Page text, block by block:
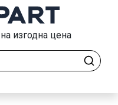
изгодна цена